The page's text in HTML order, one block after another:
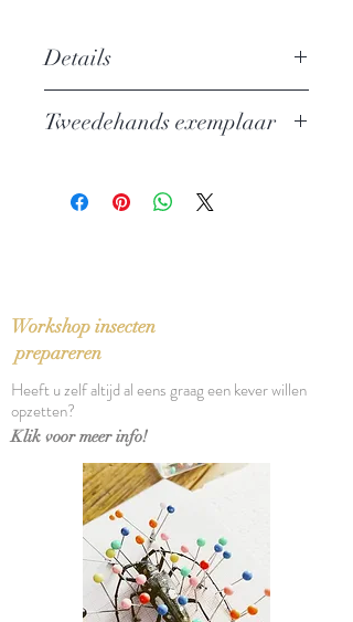
Details
Uitgever: Aghaton
Vertaling: Jan Hardenberg
Verschijningsdatum: 1986
Aantal pagina's: 603
Tweedehands exemplaar
Workshop insecten
prepareren
Heeft u zelf altijd al eens graag een kever willen
opzetten?
Klik voor meer info!